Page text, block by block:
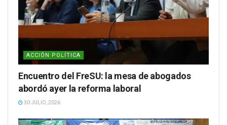
ACCIÓN POLÍTICA
Encuentro del FreSU: la mesa de abogados
abordó ayer la reforma laboral
30 JULIO, 2026